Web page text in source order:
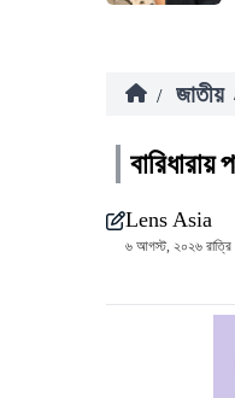
/ জাতীয়
Lens Asia
৬ আগস্ট, ২০২৬